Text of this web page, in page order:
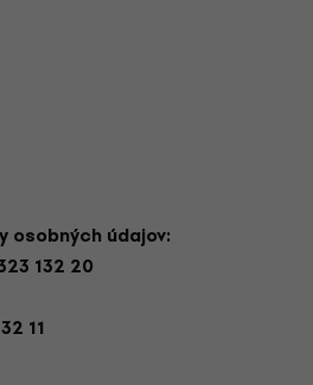
osobných údajov:
132 20
11